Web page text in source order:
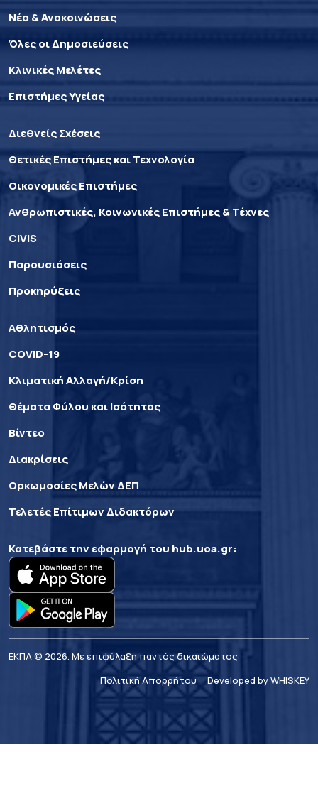
Νέα & Ανακοινώσεις
Όλες οι Δημοσιεύσεις
Κλινικές Μελέτες
Επιστήμες Υγείας
Διεθνείς Σχέσεις
Θετικές Επιστήμες και Τεχνολογία
Οικονομικές Επιστήμες
Ανθρωπιστικές, Κοινωνικές Επιστήμες & Τέχνες
CIVIS
Παρουσιάσεις
Προκηρύξεις
Αθλητισμός
COVID-19
Κλιματική Αλλαγή/Κρίση
Θέματα Φύλου και Ισότητας
Βίντεο
Διακρίσεις
Ορκωμοσίες Μελών ΔΕΠ
Τελετές Επίτιμων Διδακτόρων
Κατεβάστε την εφαρμογή του hub.uoa.gr:
ΕΚΠΑ © 2026. Με επιφύλαξη παντός δικαιώματος
Πολιτική Απορρήτου
Developed by WHISKEY